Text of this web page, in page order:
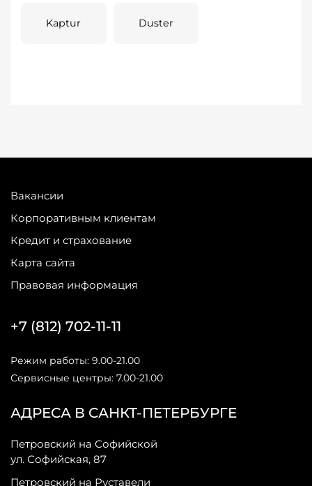
Kaptur Duster
Вакансии
Корпоративным клиентам
Кредит и страхование
Карта сайта
Правовая информация
АДРЕСА В САНКТ-ПЕТЕРБУРГЕ
Петровский на Софийской
ул. Софийская, 87
Петровский на Руставели
+7 (812) 702-11-11
Режим работы: 9.00-21.00
Сервисные центры: 7.00-21.00